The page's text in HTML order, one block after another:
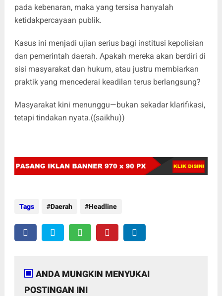
pada kebenaran, maka yang tersisa hanyalah
ketidakpercayaan publik.
Kasus ini menjadi ujian serius bagi institusi kepolisian
dan pemerintah daerah. Apakah mereka akan berdiri di
sisi masyarakat dan hukum, atau justru membiarkan
praktik yang mencederai keadilan terus berlangsung?
Masyarakat kini menunggu—bukan sekadar klarifikasi,
tetapi tindakan nyata.((saikhu))
Tags Daerah Headline
ANDA MUNGKIN MENYUKAI
POSTINGAN INI